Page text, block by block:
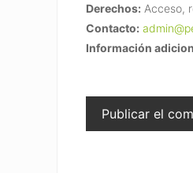
Derechos: Acceso,
Contacto:
Información